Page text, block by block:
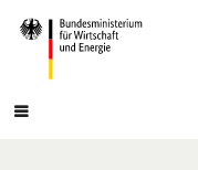
Navigation
Hauptmenü